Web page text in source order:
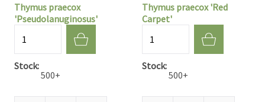
Thymus praecox
'Pseudolanuginosus'
Stock
500+
Thymus praecox 'Red
Carpet'
Stock
500+